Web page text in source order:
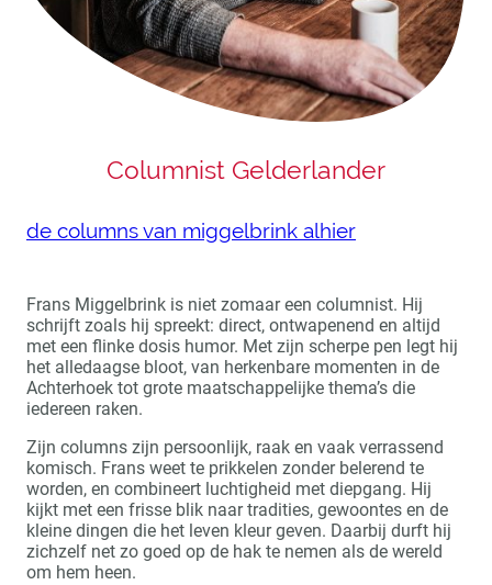
Columnist Gelderlander
de columns van miggelbrink alhier
Frans Miggelbrink is niet zomaar een columnist. Hij
schrijft zoals hij spreekt: direct, ontwapenend en altijd
met een flinke dosis humor. Met zijn scherpe pen legt hij
het alledaagse bloot, van herkenbare momenten in de
Achterhoek tot grote maatschappelijke thema’s die
iedereen raken.
Zijn columns zijn persoonlijk, raak en vaak verrassend
komisch. Frans weet te prikkelen zonder belerend te
worden, en combineert luchtigheid met diepgang. Hij
kijkt met een frisse blik naar tradities, gewoontes en de
kleine dingen die het leven kleur geven. Daarbij durft hij
zichzelf net zo goed op de hak te nemen als de wereld
om hem heen.